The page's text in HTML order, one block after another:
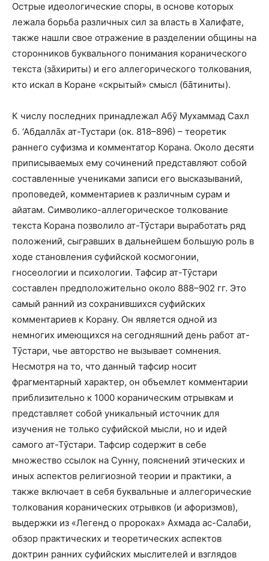
Острые идеологические споры, в основе которых
лежала борьба различных сил за власть в Халифате,
также нашли свое отражение в разделении общины на
сторонников буквального понимания коранического
текста (зāхириты) и его аллегорического толкования,
кто искал в Коране «скрытый» смысл (бāтиниты).
К числу последних принадлежал Абӯ Мухаммад Сахл
б. ‘Абдаллāх ат-Тустари (ок. 818–896) – теоретик
раннего суфизма и комментатор Корана. Около десяти
приписываемых ему сочинений представляют собой
составленные учениками записи его высказываний,
проповедей, комментариев к различным сурам и
айатам. Символико-аллегорическое толкование
текста Корана позволило ат-Тӯстари выработать ряд
положений, сыгравших в дальнейшем большую роль в
ходе становления суфийской космогонии,
гносеологии и психологии. Тафсир ат-Тӯстари
составлен предположительно около 888–902 гг. Это
самый ранний из сохранившихся суфийских
комментариев к Корану. Он является одной из
немногих имеющихся на сегодняшний день работ ат-
Тӯстари, чье авторство не вызывает сомнения.
Несмотря на то, что данный тафсир носит
фрагментарный характер, он объемлет комментарии
приблизительно к 1000 кораническим отрывкам и
представляет собой уникальный источник для
изучения не только суфийской мысли, но и идей
самого ат-Тӯстари. Тафсир содержит в себе
множество ссылок на Сунну, пояснений этических и
иных аспектов религиозной теории и практики, а
также включает в себя буквальные и аллегорические
толкования коранических отрывков (и афоризмов),
выдержки из «Легенд о пророках» Ахмада ас-Салаби,
обзор практических и теоретических аспектов
доктрин ранних суфийских мыслителей и взглядов